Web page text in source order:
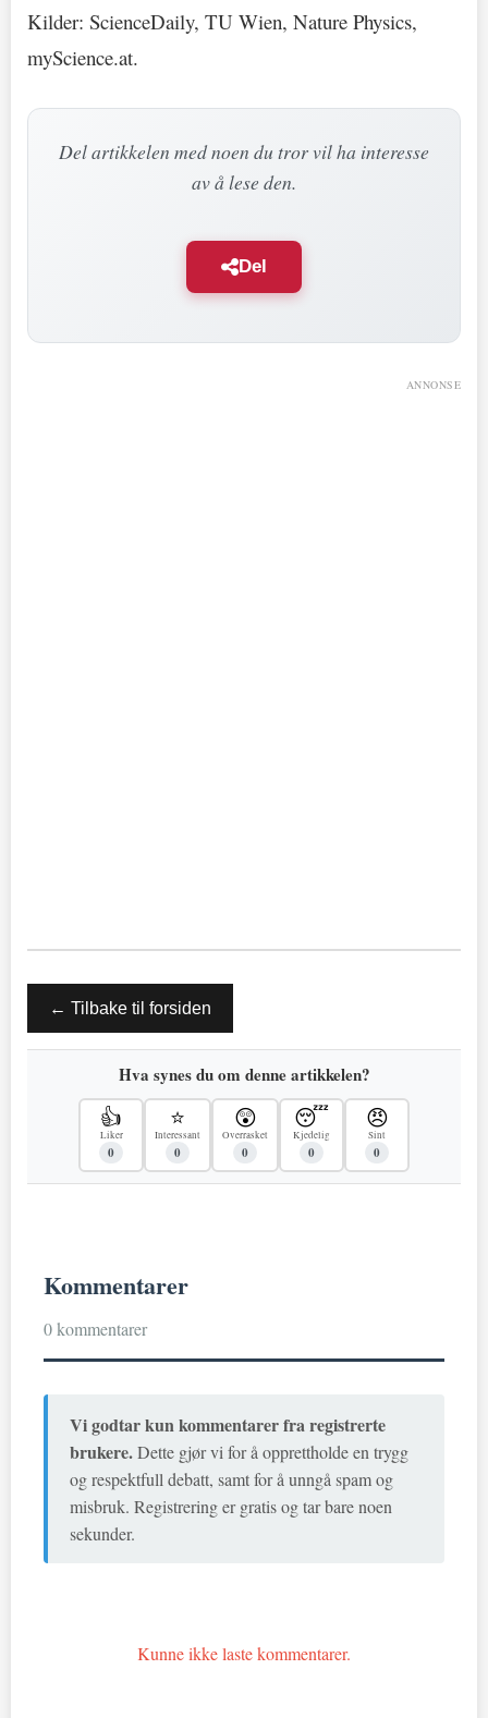
Kilder: ScienceDaily, TU Wien, Nature Physics,
myScience.at.
Del artikkelen med noen du tror vil ha interesse
av å lese den.
Del
ANNONSE
← Tilbake til forsiden
Hva synes du om denne artikkelen?
👍
Liker
0
⭐
Interessant
0
😲
Overrasket
0
😴
Kjedelig
0
😠
Sint
0
Kommentarer
0 kommentarer
Vi godtar kun kommentarer fra registrerte
brukere.Dette gjør vi for å opprettholde en trygg
og respektfull debatt, samt for å unngå spam og
misbruk. Registrering er gratis og tar bare noen
sekunder.
Kunne ikke laste kommentarer.